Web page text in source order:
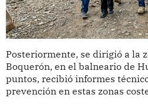
Posteriormente, se dirigió a la
Boquerón, en el balneario de
puntos, recibió informes
prevención en estas zonas